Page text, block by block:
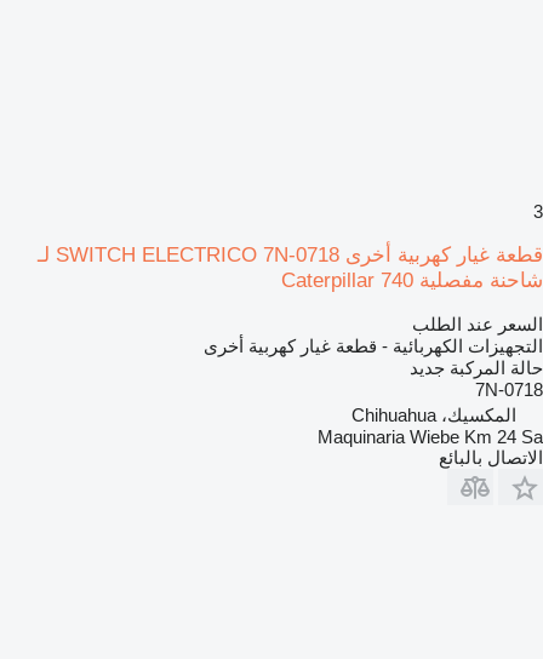
3
قطعة غيار كهربية أخرى SWITCH ELECTRICO 7N-0718 لـ
شاحنة مفصلية Caterpillar 740
السعر عند الطلب
التجهيزات الكهربائية - قطعة غيار كهربية أخرى
حالة المركبة جديد
7N-0718
المكسيك، Chihuahua
Maquinaria Wiebe Km 24 Sa
الاتصال بالبائع